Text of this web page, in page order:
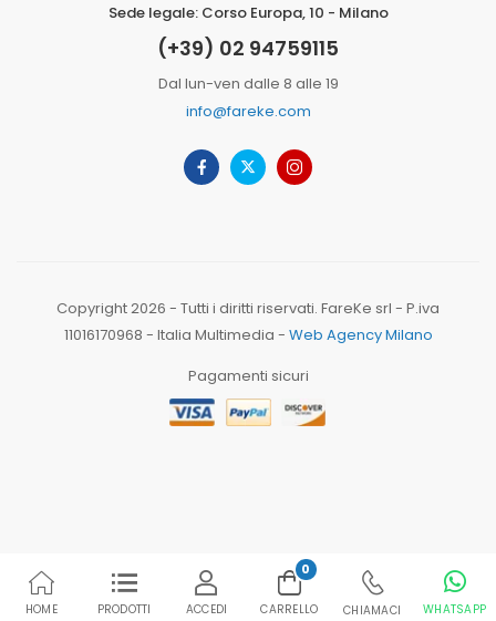
Sede legale: Corso Europa, 10 - Milano
(+39) 02 94759115
Dal lun-ven dalle 8 alle 19
info@fareke.com
Copyright 2026 - Tutti i diritti riservati. FareKe srl - P.iva
11016170968 - Italia Multimedia - Web Agency Milano
Pagamenti sicuri
HOME PRODOTTI ACCEDI
0
CARRELLO CHIAMACI WHATSAPP